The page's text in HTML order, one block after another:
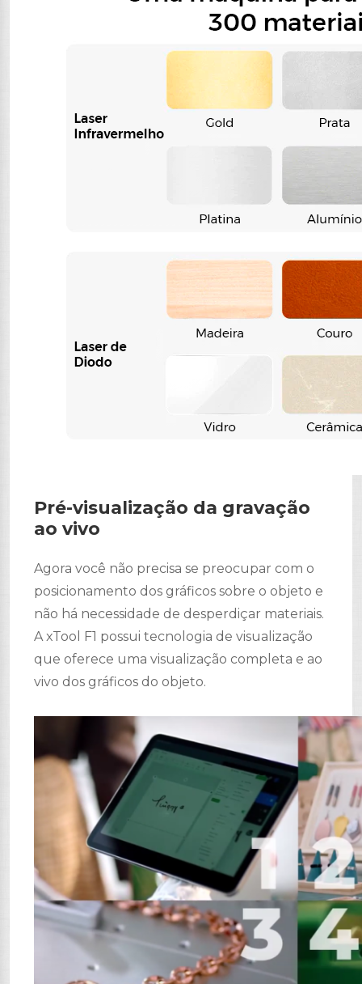
Pré-visualização da gravação
ao vivo
Agora você não precisa se preocupar com o
posicionamento dos gráficos sobre o objeto e
não há necessidade de desperdiçar materiais.
A xTool F1 possui tecnologia de visualização
que oferece uma visualização completa e ao
vivo dos gráficos do objeto.